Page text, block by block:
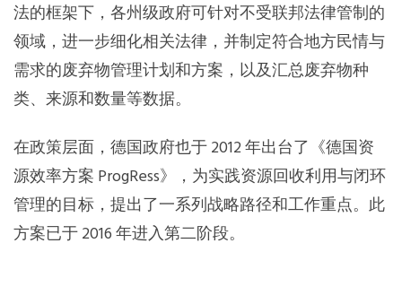
法的框架下，各州级政府可针对不受联邦法律管制的
领域，进一步细化相关法律，并制定符合地方民情与
需求的废弃物管理计划和方案，以及汇总废弃物种
类、来源和数量等数据。
在政策层面，德国政府也于 2012 年出台了《德国资
源效率方案 ProgRess》，为实践资源回收利用与闭环
管理的目标，提出了一系列战略路径和工作重点。此
方案已于 2016 年进入第二阶段。